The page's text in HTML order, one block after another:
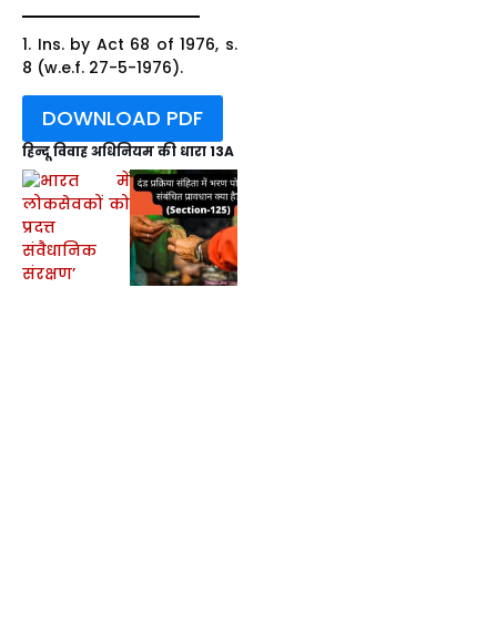
1. Ins. by Act 68 of 1976, s.
8 (w.e.f. 27-5-1976).
DOWNLOAD PDF
हिन्दू विवाह अधिनियम की धारा 13A